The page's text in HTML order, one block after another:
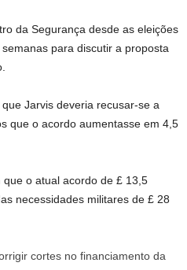
da Segurança desde as eleições
para discutir a proposta
Jarvis deveria recusar-se a
que o acordo aumentasse em 4,5
o atual acordo de £ 13,5
necessidades militares de £ 28